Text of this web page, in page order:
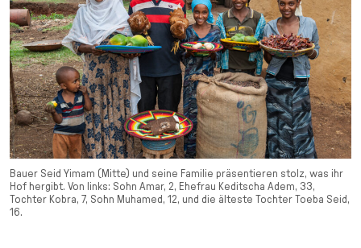
Bauer Seid Yimam (Mitte) und seine Familie präsentieren stolz, was ihr
Hof hergibt. Von links: Sohn Amar, 2, Ehefrau Keditscha Adem, 33,
Tochter Kobra, 7, Sohn Muhamed, 12, und die älteste Tochter Toeba Seid,
16.